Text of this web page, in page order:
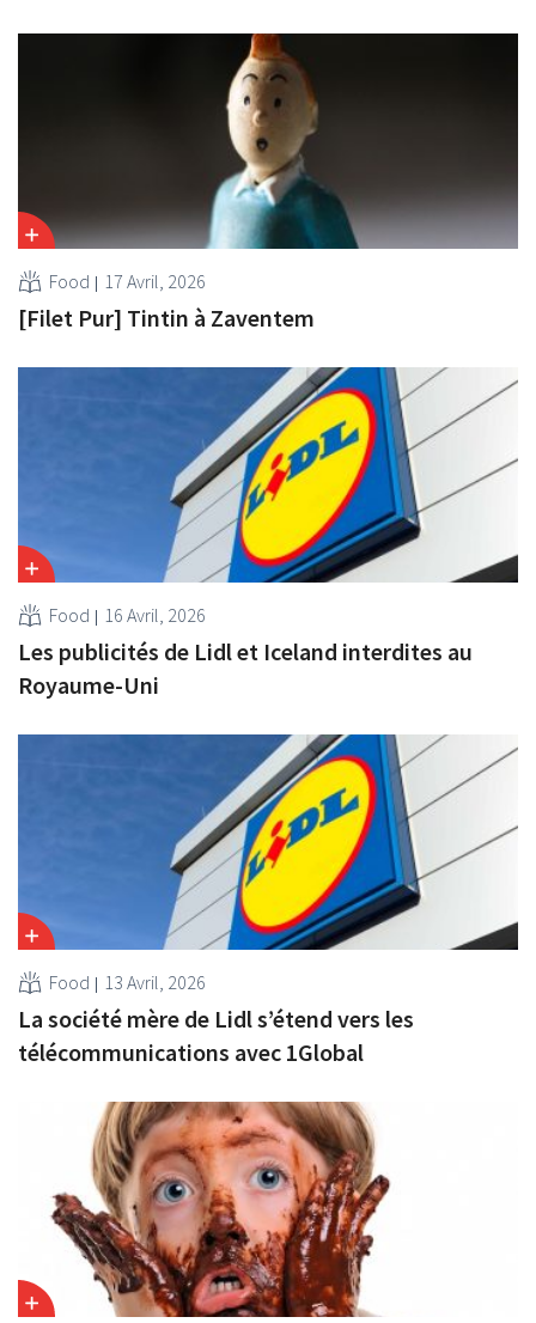
Food 17 Avril, 2026
[Filet Pur] Tintin à Zaventem
Food 16 Avril, 2026
Les publicités de Lidl et Iceland interdites au
Royaume-Uni
Food 13 Avril, 2026
La société mère de Lidl s’étend vers les
télécommunications avec 1Global